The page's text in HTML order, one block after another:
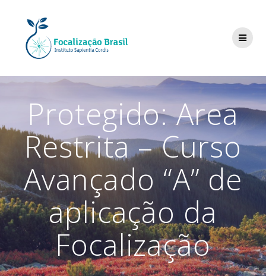
Protegido: Area
Restrita – Curso
Avançado “A” de
aplicação da
Focalização